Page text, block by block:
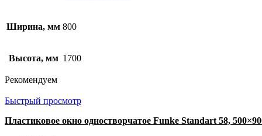
Ширина, мм 800
Высота, мм 1700
Рекомендуем
Быстрый просмотр
Пластиковое окно одностворчатое Funke Standart 58,